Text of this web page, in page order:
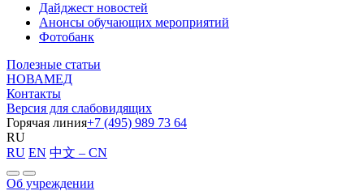
Дайджест новостей
Анонсы обучающих мероприятий
Фотобанк
Полезные статьи
НОВАМЕД
Контакты
Версия для слабовидящих
Горячая линия+7 (495) 989 73 64
RU
RU EN 中文 – CN
Об учреждении